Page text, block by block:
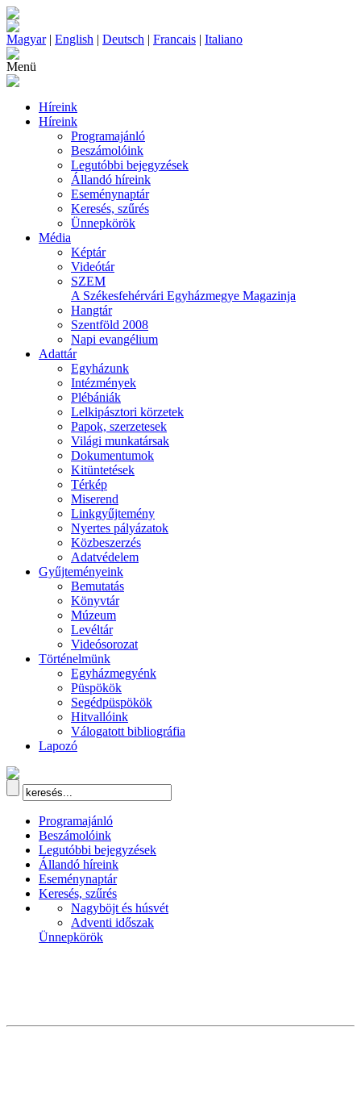
Magyar| English | Deutsch | Francais | Italiano
Menü
Híreink
Híreink
Programajánló
Beszámolóink
Legutóbbi bejegyzések
Állandó híreink
Eseménynaptár
Keresés, szűrés
Ünnepkörök
Média
Képtár
Videótár
SZEM
A Székesfehérvári Egyházmegye Magazinja
Hangtár
Szentföld 2008
Napi evangélium
Adattár
Egyházunk
Intézmények
Plébániák
Lelkipásztori körzetek
Papok, szerzetesek
Világi munkatársak
Dokumentumok
Kitüntetések
Térkép
Miserend
Linkgyűjtemény
Nyertes pályázatok
Közbeszerzés
Adatvédelem
Gyűjteményeink
Bemutatás
Könyvtár
Múzeum
Levéltár
Videósorozat
Történelmünk
Egyházmegyénk
Püspökök
Segédpüspökök
Hitvallóink
Válogatott bibliográfia
Lapozó
Programajánló
Beszámolóink
Legutóbbi bejegyzések
Állandó híreink
Eseménynaptár
Keresés, szűrés
Nagyböjt és húsvét
Adventi időszak
Ünnepkörök